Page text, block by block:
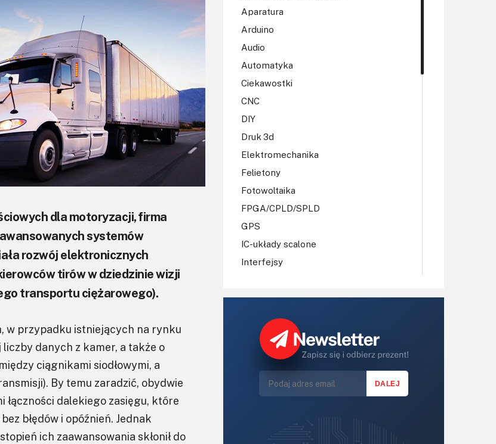
dla motoryzacji, firma
systemów
rozwój elektronicznych
tirów w dziedzinie wizji
transportu ciężarowego).
w przypadku istniejących na rynku
danych z kamer, a także o
ciągnikami siodłowymi, a
By temu zaradzić, obydwie
dalekiego zasięgu, które
błędów i opóźnień. Jednak
ich zaawansowania skłonił do
Aparatura
Arduino
Audio
Automatyka
Ciekawostki
CNC
DIY
Druk 3d
Elektromechanika
Felietony
Fotowoltaika
FPGA/CPLD/SPLD
GPS
IC-układy scalone
Interfejsy
Koła Naukowe
Książki
Lasery
LED/LCD/OLED
Mechatronika